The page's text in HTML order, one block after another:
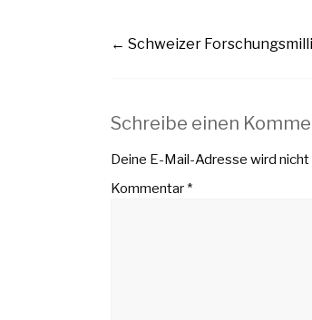
← Schweizer
Schreibe einen
Deine E-Mail-Adresse wird
Kommentar*